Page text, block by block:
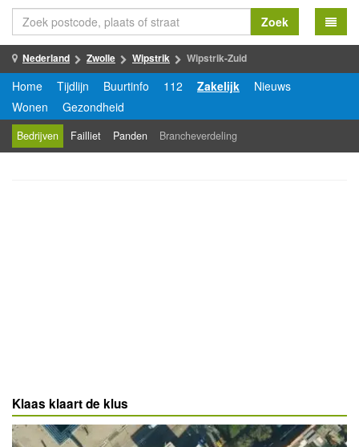
Zoek
Nederland Zwolle Wipstrik Wipstrik-Zuid
Home Tijdlijn Buurtinfo 112 Zakelijk
Nieuws
Wonen
Gezondheid
Bedrijven Failliet Panden Brancheverdeling
Klaas klaart de klus